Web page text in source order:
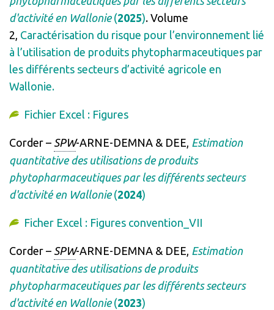
d'activité en Wallonie (2025). Volume
2, Caractérisation du risque pour l’environnement lié
à l’utilisation de produits phytopharmaceutiques par
les différents secteurs d’activité agricole en
Wallonie.
Fichier Excel : Figures
Corder – SPW-ARNE-DEMNA & DEE, Estimation
quantitative des utilisations de produits
phytopharmaceutiques par les différents secteurs
d'activité en Wallonie (2024)
Ficher Excel : Figures convention_VII
Corder – SPW-ARNE-DEMNA & DEE, Estimation
quantitative des utilisations de produits
phytopharmaceutiques par les différents secteurs
d'activité en Wallonie (2023)